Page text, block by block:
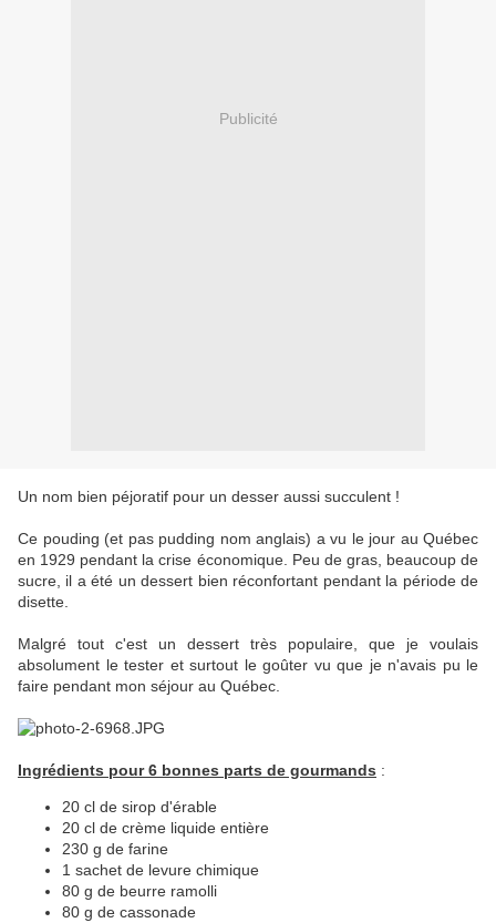
Publicité
Un nom bien péjoratif pour un desser aussi succulent !
Ce pouding (et pas pudding nom anglais) a vu le jour au Québec
en 1929 pendant la crise économique. Peu de gras, beaucoup de
sucre, il a été un dessert bien réconfortant pendant la période de
disette.
Malgré tout c'est un dessert très populaire, que je voulais
absolument le tester et surtout le goûter vu que je n'avais pu le
faire pendant mon séjour au Québec.
Ingrédients pour 6 bonnes parts de gourmands :
20 cl de sirop d'érable
20 cl de crème liquide entière
230 g de farine
1 sachet de levure chimique
80 g de beurre ramolli
80 g de cassonade